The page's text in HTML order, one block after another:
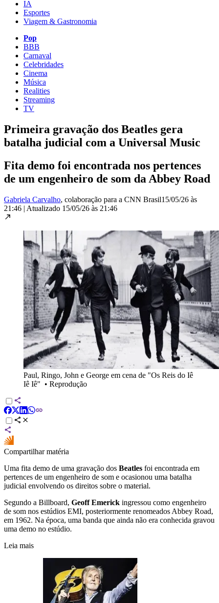
IA
Esportes
Viagem & Gastronomia
Pop
BBB
Carnaval
Celebridades
Cinema
Música
Realities
Streaming
TV
Primeira gravação dos Beatles gera
batalha judicial com a Universal Music
Fita demo foi encontrada nos pertences
de um engenheiro de som da Abbey Road
Gabriela Carvalho, colaboração para a CNN Brasil15/05/26 às
21:46 | Atualizado 15/05/26 às 21:46
Paul, Ringo, John e George em cena de "Os Reis do Iê
Iê Iê" • Reprodução
Compartilhar matéria
Uma fita demo de uma gravação dos Beatles foi encontrada em
pertences de um engenheiro de som e ocasionou uma batalha
judicial envolvendo os direitos sobre o material.
Segundo a Billboard, Geoff Emerick ingressou como engenheiro
de som nos estúdios EMI, posteriormente renomeados Abbey Road,
em 1962. Na época, uma banda que ainda não era conhecida gravou
uma demo no estúdio.
Leia mais